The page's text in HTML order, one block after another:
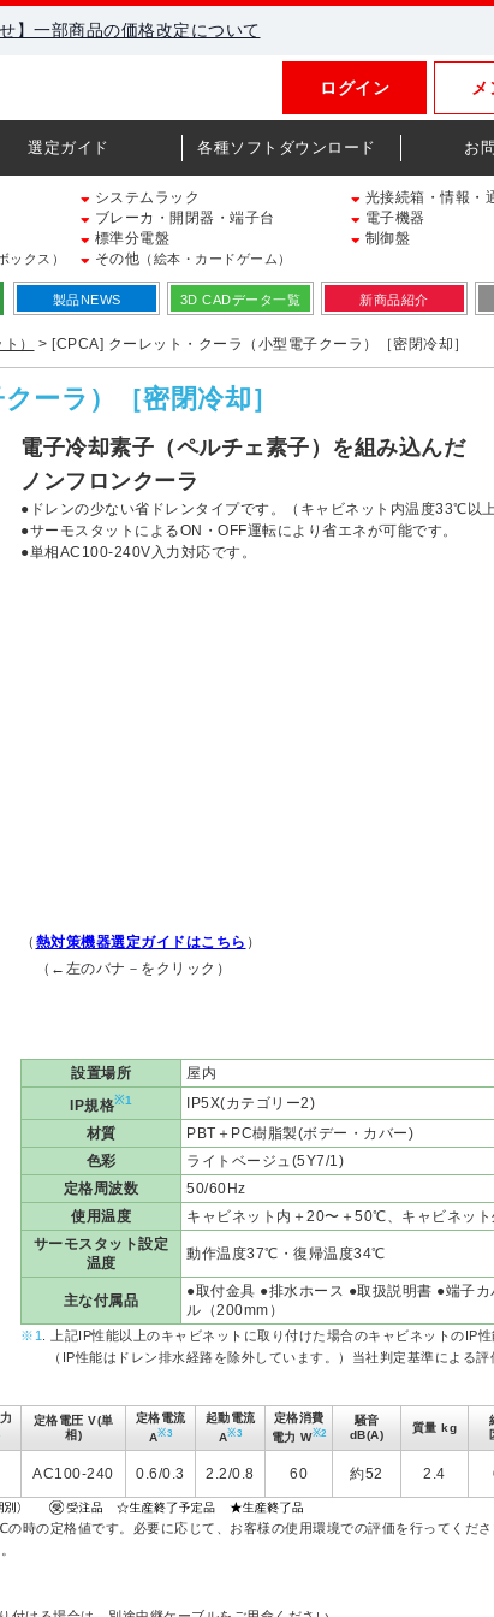
】一部商品の価格改定について
ログイン
選定ガイド 各種ソフトダウンロード お
システムラック
光接続箱・情報・
ブレーカ・開閉器・端子台
電子機器
標準分電盤
制御盤
ックス） その他 （絵本・カードゲーム）
製品NEWS 3D CADデータ一覧 新商品紹介
） > [CPCA] クーレット・クーラ（小型電子クーラ）［密閉冷却］
ーラ）［密閉冷却］
電子冷却素子（ペルチェ素子）を組み込んだ
ノンフロンクーラ
●ドレンの少ない省ドレンタイプです。（キャビネット内温度33℃以上
●サーモスタットによるON・OFF運転により省エネが可能です。
●単相AC100-240V入力対応です。
（ 熱対策機器選定ガイドはこちら ）
（←左のバナ－をクリック）
設置場所
屋内
IP規格※1
IP5X(カテゴリー2)
材質
PBT＋PC樹脂製(ボデー・カバー)
色彩
ライトベージュ(5Y7/1)
定格周波数
50/60Hz
使用温度
キャビネット内＋20〜＋50℃、キャビネッ
サーモスタット設定
温度
動作温度37℃・復帰温度34℃
主な付属品
●取付金具 ●排水ホース ●取扱説明書 ●端子
ル（200mm）
※1
. 上記IP性能以上のキャビネットに取り付けた場合のキャビネットのIP性
（IP性能はドレン排水経路を除外しています。）当社判定基準による評
定格電圧 V(単
相)
定格電流
A※3
起動電流
A※3
定格消費
電力 W※2
騒音
dB(A)
質量 kg
AC100-240 0.6/0.3 2.2/0.8 60 約52 2.4
時の定格値です。必要に応じて、お客様の使用環境での評価を行ってくださ